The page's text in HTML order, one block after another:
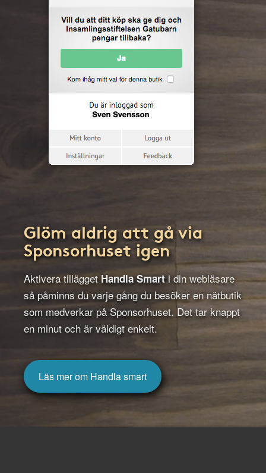
Glöm aldrig att gå via
Sponsorhuset igen
Aktivera tillägget Handla Smarti din webläsare
så påminns du varje gång du besöker en nätbutik
som medverkar på Sponsorhuset. Det tar knappt
en minut och är väldigt enkelt.
Läs mer om Handla smart